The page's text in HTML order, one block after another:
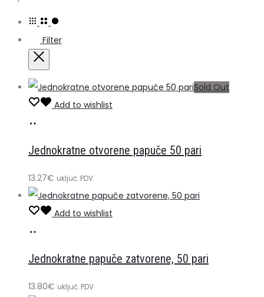
rezultata
Filter
Sold Out
Add to wishlist
Jednokratne otvorene papuče 50 pari
13.27€ uključ. PDV
Add to wishlist
košaricu
Jednokratne papuče zatvorene, 50 pari
13.80€ uključ. PDV